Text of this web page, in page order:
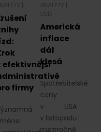
efektivnější
firmy
ANALÝZY
USD
Americká
inflace
dál
klesá
Spotřebitelské
ceny
v USA
v listopadu
meziročně